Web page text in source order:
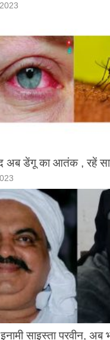
अब डेंगू का आतंक , रहें
साइस्ता परवीन, अब